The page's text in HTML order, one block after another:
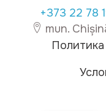
+373 22 78
mun.